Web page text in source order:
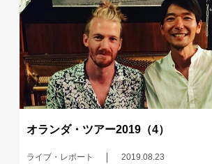
オランダ・ツアー2019（4）
ライブ・レポート 2019.08.23